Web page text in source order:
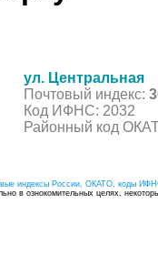
ул. Центральная
Почтовый индекс:
Код ИФНС: 2032
Районный код
индексы России, ОКАТО, коды
в ознокомительных целях,